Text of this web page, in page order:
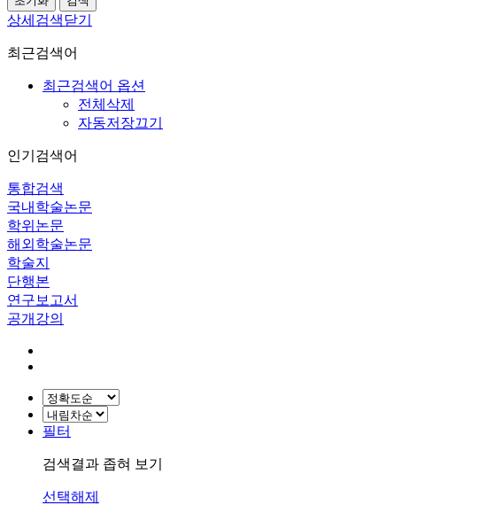
상세검색닫기
최근검색어
최근검색어 옵션
전체삭제
자동저장끄기
인기검색어
통합검색
국내학술논문
학위논문
해외학술논문
학술지
단행본
연구보고서
공개강의
필터
검색결과 좁혀 보기
선택해제